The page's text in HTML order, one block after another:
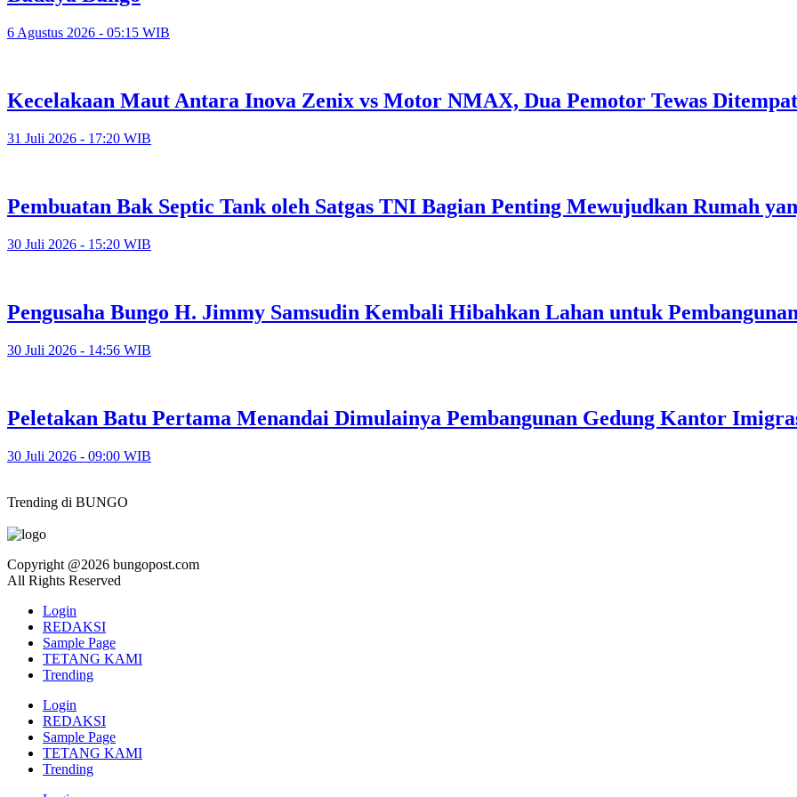
6 Agustus 2026 - 05:15 WIB
Kecelakaan Maut Antara Inova Zenix vs Motor NMAX, Dua Pemotor Tewas Ditempat
31 Juli 2026 - 17:20 WIB
Pembuatan Bak Septic Tank oleh Satgas TNI Bagian Penting Mewujudkan Rumah
30 Juli 2026 - 15:20 WIB
Pengusaha Bungo H. Jimmy Samsudin Kembali Hibahkan Lahan untuk
30 Juli 2026 - 14:56 WIB
Peletakan Batu Pertama Menandai Dimulainya Pembangunan Gedung Kantor
30 Juli 2026 - 09:00 WIB
Trending di BUNGO
Copyright @2026 bungopost.com
All Rights Reserved
Login
REDAKSI
Sample Page
TETANG KAMI
Trending
Login
REDAKSI
Sample Page
TETANG KAMI
Trending